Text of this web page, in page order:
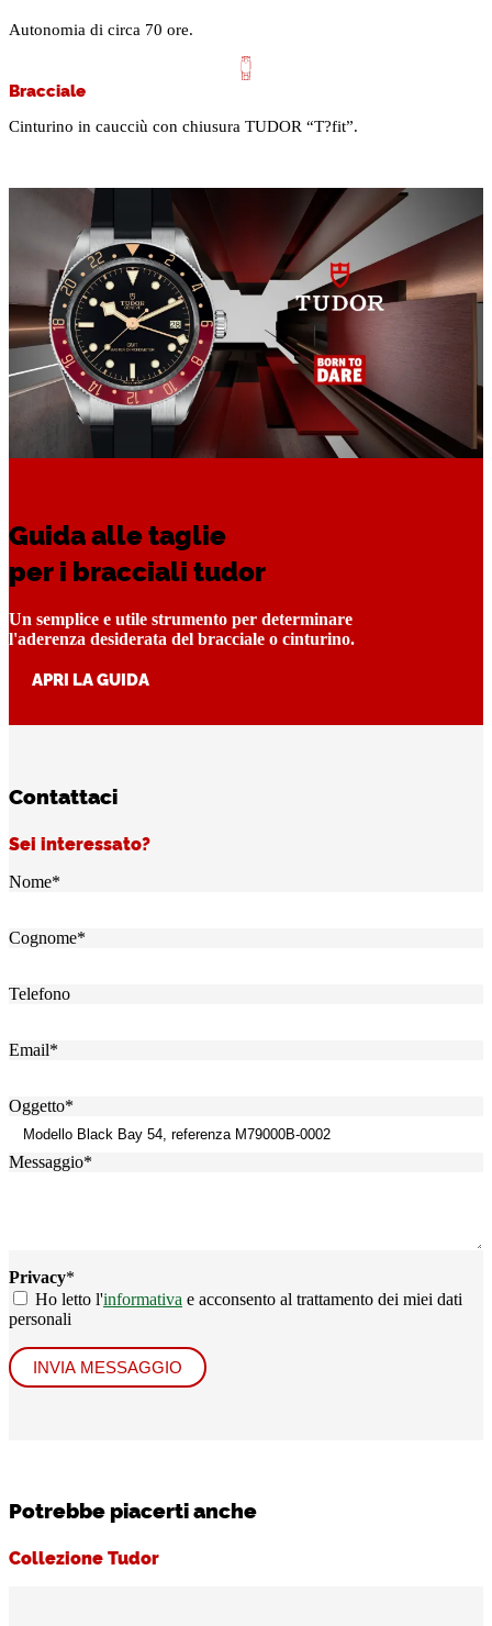
Autonomia di circa 70 ore.
Bracciale
Cinturino in caucciù con chiusura TUDOR “T?fit”.
Guida alle taglie
per i bracciali tudor
Un semplice e utile strumento per determinare
l'aderenza desiderata del bracciale o cinturino.
APRI LA GUIDA
Contattaci
Sei interessato?
Nome*
Cognome*
Telefono
Email*
Oggetto*
Messaggio*
Privacy*
Ho letto l'informativa e acconsento al trattamento dei miei dati
personali
INVIA MESSAGGIO
Potrebbe piacerti anche
Collezione Tudor